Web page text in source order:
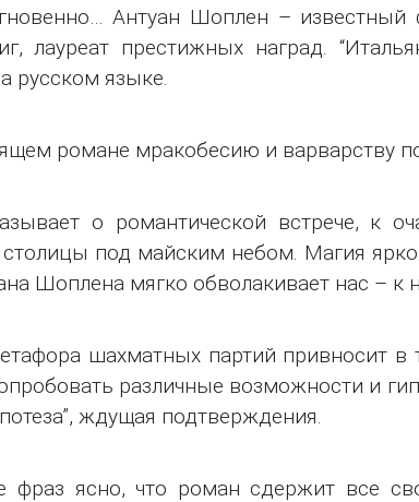
Антуан Шоплен – известный
лауреат престижных наград.
русском языке.
романе мракобесию и варварству
о романтической встрече, к
под майским небом. Магия
Шоплена мягко обволакивает нас – к
шахматных партий привносит в
различные возможности и
ждущая подтверждения.
ясно, что роман сдержит все